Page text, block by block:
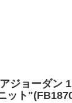
ジョーダン
ット